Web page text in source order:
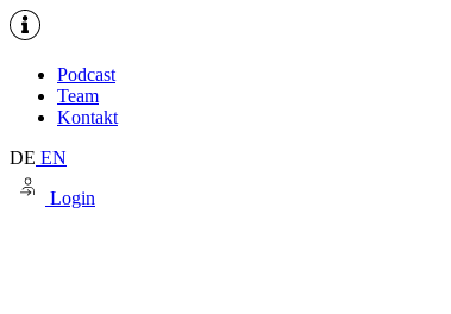
Podcast
Team
Kontakt
DE EN
Login